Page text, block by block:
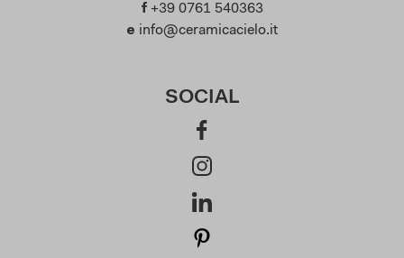
f +39 0761 540363
e info@ceramicacielo.it
SOCIAL